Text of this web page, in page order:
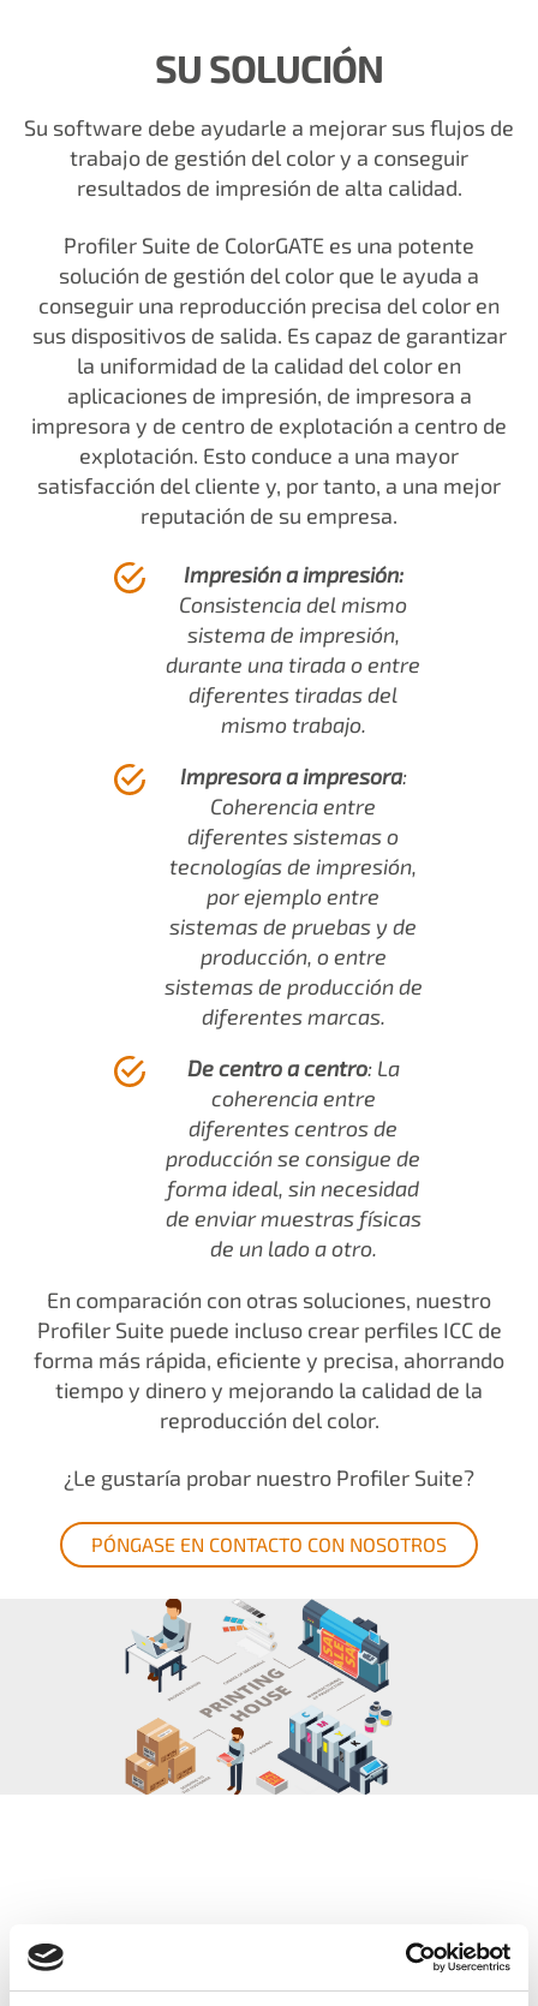
SU SOLUCIÓN
Su software debe ayudarle a mejorar sus flujos de
trabajo de gestión del color y a conseguir
resultados de impresión de alta calidad.
Profiler Suite de ColorGATE es una potente
solución de gestión del color que le ayuda a
conseguir una reproducción precisa del color en
sus dispositivos de salida. Es capaz de garantizar
la uniformidad de la calidad del color en
aplicaciones de impresión, de impresora a
impresora y de centro de explotación a centro de
explotación. Esto conduce a una mayor
satisfacción del cliente y, por tanto, a una mejor
reputación de su empresa.
Impresión a impresión:
Consistencia del mismo
sistema de impresión,
durante una tirada o entre
diferentes tiradas del
mismo trabajo.
Impresoraaimpresora:
Coherencia entre
diferentes sistemas o
tecnologías de impresión,
por ejemplo entre
sistemas de pruebas y de
producción, o entre
sistemas de producción de
diferentes marcas.
De centro a centro: La
coherencia entre
diferentes centros de
producción se consigue de
forma ideal, sin necesidad
de enviar muestras físicas
de un lado a otro.
En comparación con otras soluciones, nuestro
Profiler Suite puede incluso crear perfiles ICC de
forma más rápida, eficiente y precisa, ahorrando
tiempo y dinero y mejorando la calidad de la
reproducción del color.
¿Le gustaría probar nuestro Profiler Suite?
PÓNGASE EN CONTACTO CON NOSOTROS
POR QUÉ DEBERÍA TRABAJAR